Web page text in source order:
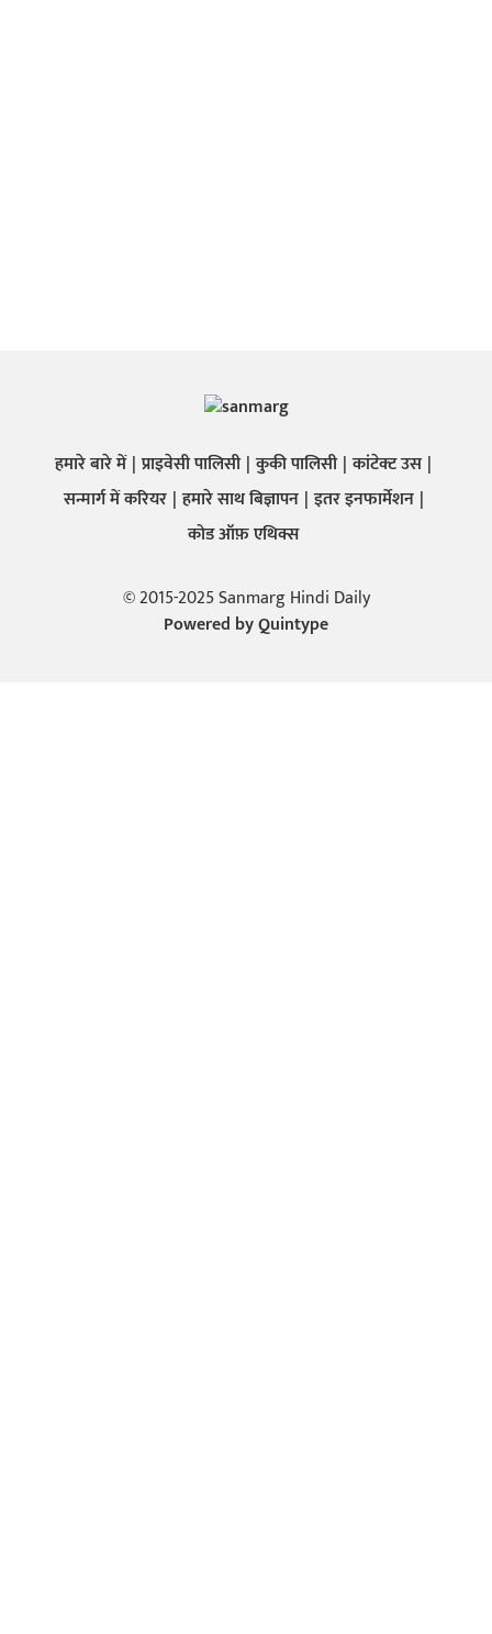
हमारे बारे में प्राइवेसी पालिसी कुकी पालिसी कांटेक्ट उस
सन्मार्ग में करियर हमारे साथ बिज्ञापन इतर इनफार्मेशन
कोड ऑफ़ एथिक्स
© 2015-2025 Sanmarg Hindi Daily
Powered byQuintype